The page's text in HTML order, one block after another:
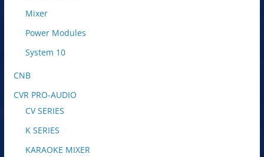
Mixer
Power Modules
System 10
CNB
CVR PRO-AUDIO
CV SERIES
K SERIES
KARAOKE MIXER